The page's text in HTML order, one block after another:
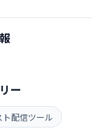
ー
配信ツール